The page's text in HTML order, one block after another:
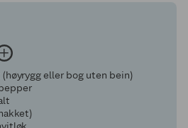
eller bog uten bein)